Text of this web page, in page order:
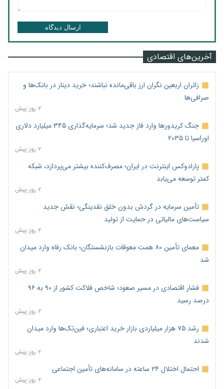
ارسال دیدگاه
آخرین‌های اقتصادی
زائران اربعین نگران ارز باقی‌مانده نباشند؛ خرید دینار در بانک‌ها و
صرافی‌ها
۲ روز پیش
جنگ کریدورها وارد فاز جدید شد؛ سرمایه‌گذاری ۳۴۵ میلیارد دلاری
اوراسیا تا ۲۰۳۵
۲ روز پیش
پارادوکس اینترنت در ایران؛ مصرف‌کننده بیشتر می‌پردازد، شبکه
کمتر توسعه می‌یابد
۲ روز پیش
تأمین سرمایه در گردش بدون خلق نقدینگی؛ نقش جدید
سیاست‌های مالیاتی در حمایت از تولید
۲ روز پیش
معمای تأمین ۸۰ همت معوقات بازنشستگان؛ بانک رفاه وارد میدان
شد
۲ روز پیش
فشار اقتصادی در مسیر صعود؛ شاخص فلاکت کشور از ۹۰ به ۹۶
درصد رسید
۲ روز پیش
رشد ۷۵ هزار میلیاردی بازار خرید اعتباری؛ فین‌تک‌ها وارد میدان
شدند
۲ روز پیش
احتمال اختلال ۲۴ ساعته در سامانه‌های تأمین اجتماعی
۲ روز پیش